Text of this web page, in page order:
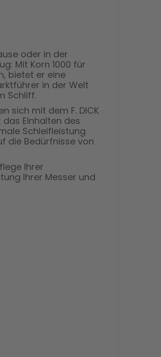
oder in der
Mit Korn 1000 für
bietet er eine
in der Welt
Schliff.
sich mit dem F. DICK
Einhalten des
Schleifleistung
die Bedürfnisse von
Ihrer
Ihrer Messer und